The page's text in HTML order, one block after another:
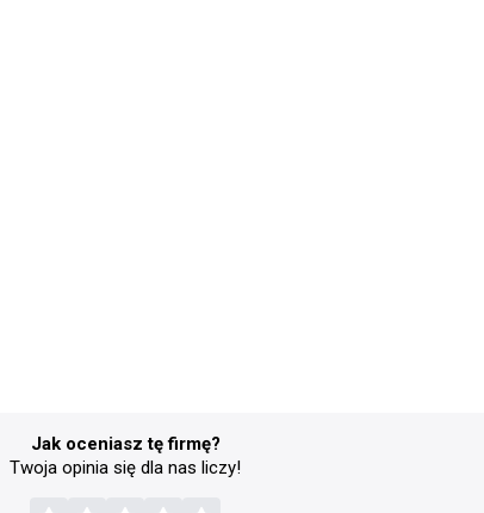
Jak oceniasz tę firmę?
Twoja opinia się dla nas liczy!